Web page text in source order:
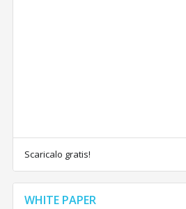
Scaricalo gratis!
WHITE PAPER